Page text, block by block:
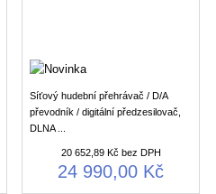
Síťový hudební přehrávač / D/A
převodník / digitální předzesilovač,
DLNA ...
20 652,89 Kč bez DPH
24 990,00 Kč